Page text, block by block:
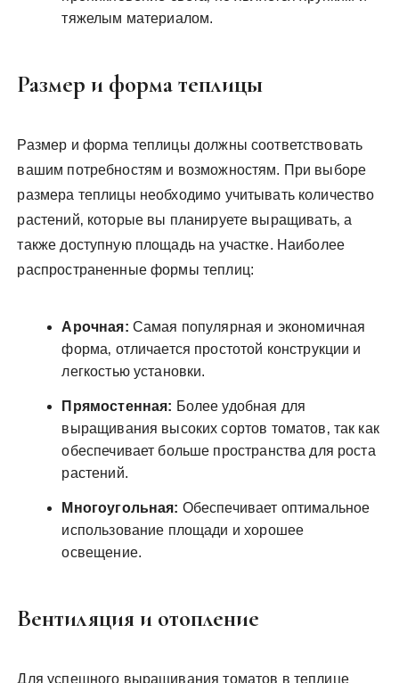
тяжелым материалом.
Размер и форма теплицы
Размер и форма теплицы должны соответствовать
вашим потребностям и возможностям. При выборе
размера теплицы необходимо учитывать количество
растений‚ которые вы планируете выращивать‚ а
также доступную площадь на участке. Наиболее
распространенные формы теплиц:
Арочная: Самая популярная и экономичная
форма‚ отличается простотой конструкции и
легкостью установки.
Прямостенная: Более удобная для
выращивания высоких сортов томатов‚ так как
обеспечивает больше пространства для роста
растений.
Многоугольная: Обеспечивает оптимальное
использование площади и хорошее
освещение.
Вентиляция и отопление
Для успешного выращивания томатов в теплице